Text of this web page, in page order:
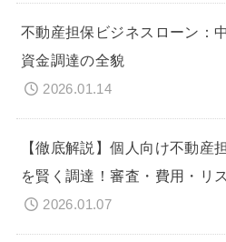
不動産担保ビジネスローン：
資金調達の全貌
2026.01.14
【徹底解説】個人向け不動産
を賢く調達！審査・費用・リ
2026.01.07